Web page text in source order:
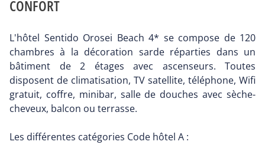
CONFORT
L'hôtel Sentido Orosei Beach 4* se compose de 120
chambres à la décoration sarde réparties dans un
bâtiment de 2 étages avec ascenseurs. Toutes
disposent de climatisation, TV satellite, téléphone, Wifi
gratuit, coffre, minibar, salle de douches avec sèche-
cheveux, balcon ou terrasse.
Les différentes catégories Code hôtel A :